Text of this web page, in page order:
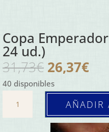
Copa
24 ud.)
31,73€ El
precio
original
era:
31,73€.
26,37€El
es:
40 disponibles
Emperador
AÑADIR